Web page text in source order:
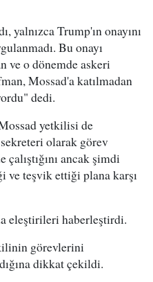
yalnızca Trump'ın onayını
Bu onayı
ve o dönemde askeri
Mossad'a katılmadan
dedi.
yetkilisi de
olarak görev
çalıştığını ancak şimdi
ve teşvik ettiği plana karşı
eleştirileri haberleştirdi.
görevlerini
dikkat çekildi.